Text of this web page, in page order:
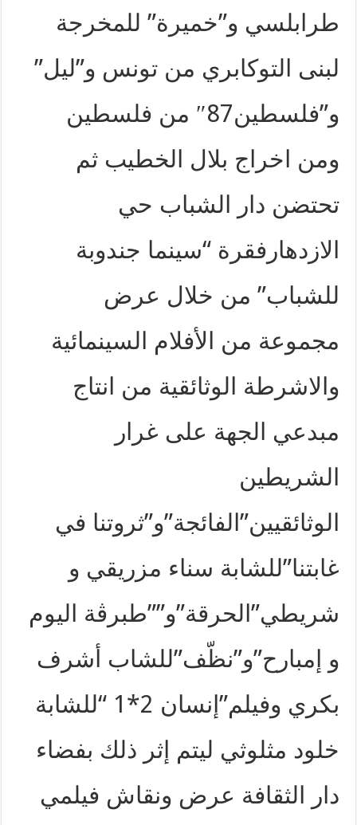
طرابلسي و”خميرة” للمخرجة
لبنى التوكابري من تونس و”ليل”
و”فلسطين87″ من فلسطين
ومن اخراج بلال الخطيب ثم
تحتضن دار الشباب حي
الازدهارفقرة “سينما جندوبة
للشباب” من خلال عرض
مجموعة من الأفلام السينمائية
والاشرطة الوثائقية من انتاج
مبدعي الجهة على غرار
الشريطين
الوثائقيين”الفائجة”و”ثروتنا في
غابتنا”للشابة سناء مزريقي و
شريطي”الحرقة”و””طبرڨة اليوم
و إمبارح”و”نظّف”للشاب أشرف
بكري وفيلم”إنسان 2*1 “للشابة
خلود مثلوثي ليتم إثر ذلك بفضاء
دار الثقافة عرض ونقاش فيلمي